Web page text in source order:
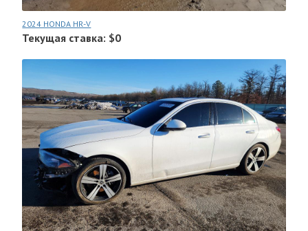
2024 HONDA HR-V
Текущая ставка: $0